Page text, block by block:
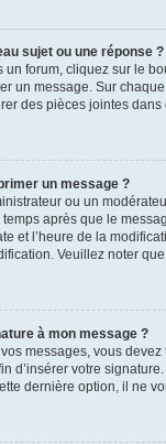
sujet ou une réponse ?
forum, cliquez sur le
un message. Sur
des pièces jointes dans
un message ?
ou un
après que le
et l’heure de la
Veuillez noter
à mon message ?
messages, vous
d’insérer votre
dernière option, il ne